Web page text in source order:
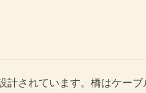
されています。橋はケー